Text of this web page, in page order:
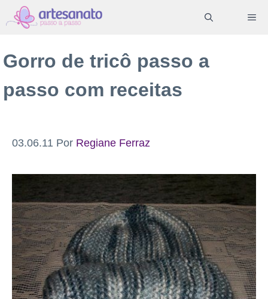
Pular
para
conteúdo
Gorro de tricô passo a
passo com receitas
03.06.11 Por Regiane Ferraz